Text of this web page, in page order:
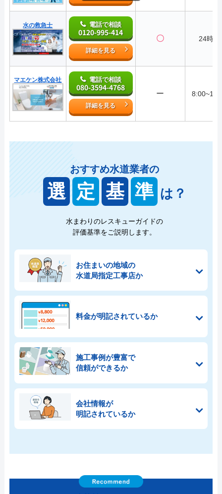
水の救急士 電話で相談
0120-995-414
詳細を見る
〇 24時間
マエケン株式会社 電話で相談
080-3594-4768
詳細を見る
ー
おすすめ水道業者の
選 定 基 準 は？
水まわりのレスキューガイドの
評価基準をご説明します。
お住まいの地域の
水道局指定工事店か
料金が明記されているか
施工事例が豊富で
信頼ができるか
会社情報が
明記されているか